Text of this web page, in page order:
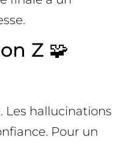
Z 🧩
Les hallucinations
Pour un